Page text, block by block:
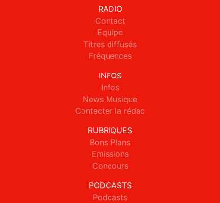
RADIO
Contact
Equipe
Titres diffusés
Fréquences
INFOS
Infos
News Musique
Contacter la rédac
RUBRIQUES
Bons Plans
Emissions
Concours
PODCASTS
Podcasts